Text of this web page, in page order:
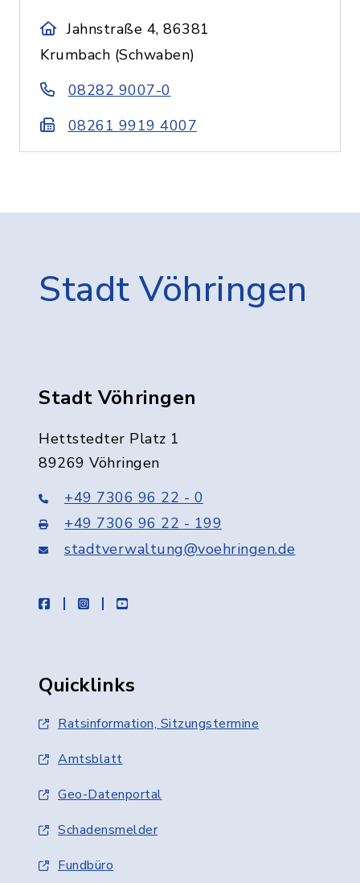
Jahnstraße 4, 86381
Krumbach (Schwaben)
08282 9007-0
08261 9919 4007
Stadt Vöhringen
Stadt Vöhringen
Hettstedter Platz 1
89269 Vöhringen
+49 7306 96 22 - 0
+49 7306 96 22 - 199
stadtverwaltung@voehringen.de
facebookinstagramyoutube
Quicklinks
Ratsinformation, Sitzungstermine
Amtsblatt
Geo-Datenportal
Schadensmelder
Fundbüro